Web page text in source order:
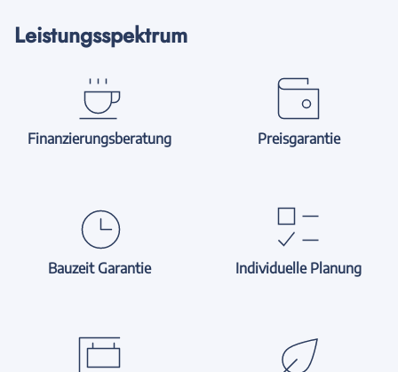
Leistungsspektrum
Finanzierungsberatung Preisgarantie
Bauzeit Garantie Individuelle Planung